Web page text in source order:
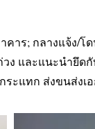
าร; กลางแจ้ง/โ
ง และแนะนำยึด
ะแทก ส่งขนส่งเ